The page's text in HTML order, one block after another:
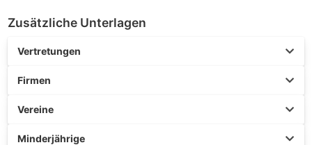
Zusätzliche Unterlagen
Vertretungen
Firmen
Vereine
Minderjährige